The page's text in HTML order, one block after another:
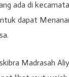
ada di
dapat
Madrasah